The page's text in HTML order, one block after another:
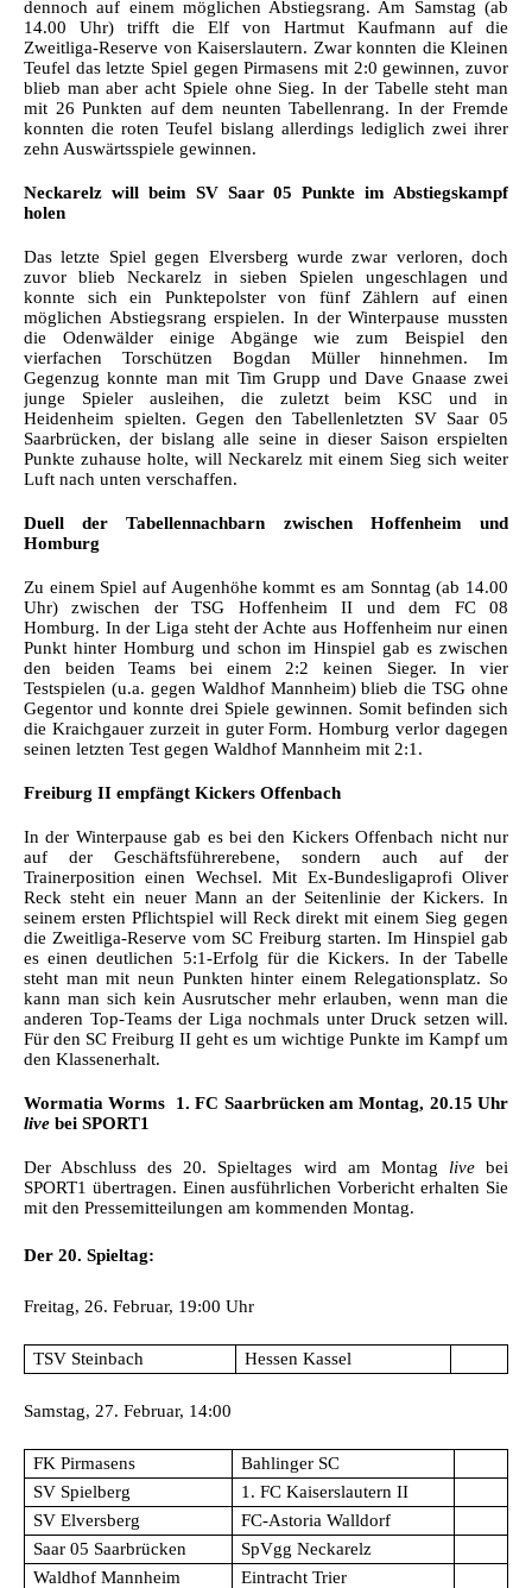
dennoch auf einem möglichen Abstiegsrang. Am Samstag (ab
14.00 Uhr) trifft die Elf von Hartmut Kaufmann auf die
Zweitliga-Reserve von Kaiserslautern. Zwar konnten die Kleinen
Teufel das letzte Spiel gegen Pirmasens mit 2:0 gewinnen, zuvor
blieb man aber acht Spiele ohne Sieg. In der Tabelle steht man
mit 26 Punkten auf dem neunten Tabellenrang. In der Fremde
konnten die roten Teufel bislang allerdings lediglich zwei ihrer
zehn Auswärtsspiele gewinnen.
Neckarelz will beim SV Saar 05 Punkte im Abstiegskampf
holen
Das letzte Spiel gegen Elversberg wurde zwar verloren, doch
zuvor blieb Neckarelz in sieben Spielen ungeschlagen und
konnte sich ein Punktepolster von fünf Zählern auf einen
möglichen Abstiegsrang erspielen. In der Winterpause mussten
die Odenwälder einige Abgänge wie zum Beispiel den
vierfachen Torschützen Bogdan Müller hinnehmen. Im
Gegenzug konnte man mit Tim Grupp und Dave Gnaase zwei
junge Spieler ausleihen, die zuletzt beim KSC und in
Heidenheim spielten. Gegen den Tabellenletzten SV Saar 05
Saarbrücken, der bislang alle seine in dieser Saison erspielten
Punkte zuhause holte, will Neckarelz mit einem Sieg sich weiter
Luft nach unten verschaffen.
Duell der Tabellennachbarn zwischen Hoffenheim und
Homburg
Zu einem Spiel auf Augenhöhe kommt es am Sonntag (ab 14.00
Uhr) zwischen der TSG Hoffenheim II und dem FC 08
Homburg. In der Liga steht der Achte aus Hoffenheim nur einen
Punkt hinter Homburg und schon im Hinspiel gab es zwischen
den beiden Teams bei einem 2:2 keinen Sieger. In vier
Testspielen (u.a. gegen Waldhof Mannheim) blieb die TSG ohne
Gegentor und konnte drei Spiele gewinnen. Somit befinden sich
die Kraichgauer zurzeit in guter Form. Homburg verlor dagegen
seinen letzten Test gegen Waldhof Mannheim mit 2:1.
Freiburg II empfängt Kickers Offenbach
In der Winterpause gab es bei den Kickers Offenbach nicht nur
auf der Geschäftsführerebene, sondern auch auf der
Trainerposition einen Wechsel. Mit Ex-Bundesligaprofi Oliver
Reck steht ein neuer Mann an der Seitenlinie der Kickers. In
seinem ersten Pflichtspiel will Reck direkt mit einem Sieg gegen
die Zweitliga-Reserve vom SC Freiburg starten. Im Hinspiel gab
es einen deutlichen 5:1-Erfolg für die Kickers. In der Tabelle
steht man mit neun Punkten hinter einem Relegationsplatz. So
kann man sich kein Ausrutscher mehr erlauben, wenn man die
anderen Top-Teams der Liga nochmals unter Druck setzen will.
Für den SC Freiburg II geht es um wichtige Punkte im Kampf um
den Klassenerhalt.
Wormatia Worms  1. FC Saarbrücken am Montag, 20.15 Uhr
live bei SPORT1
Der Abschluss des 20. Spieltages wird am Montag livebei
SPORT1 übertragen. Einen ausführlichen Vorbericht erhalten Sie
mit den Pressemitteilungen am kommenden Montag.
Der 20. Spieltag:
Freitag, 26. Februar, 19:00 Uhr
TSV Steinbach Hessen Kassel
Samstag, 27. Februar, 14:00
FK Pirmasens
Bahlinger SC
SV Spielberg
1. FC Kaiserslautern II
SV Elversberg
FC-Astoria Walldorf
Saar 05 Saarbrücken
SpVgg Neckarelz
Waldhof Mannheim
Eintracht Trier